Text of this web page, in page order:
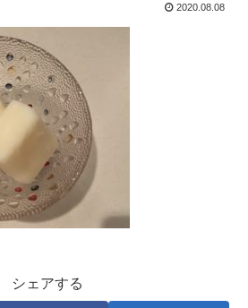
2020.08.08
シェアする